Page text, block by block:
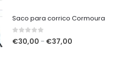
through
Saco para corrico Cormoura
0out of 5
€30,00 – €37,00